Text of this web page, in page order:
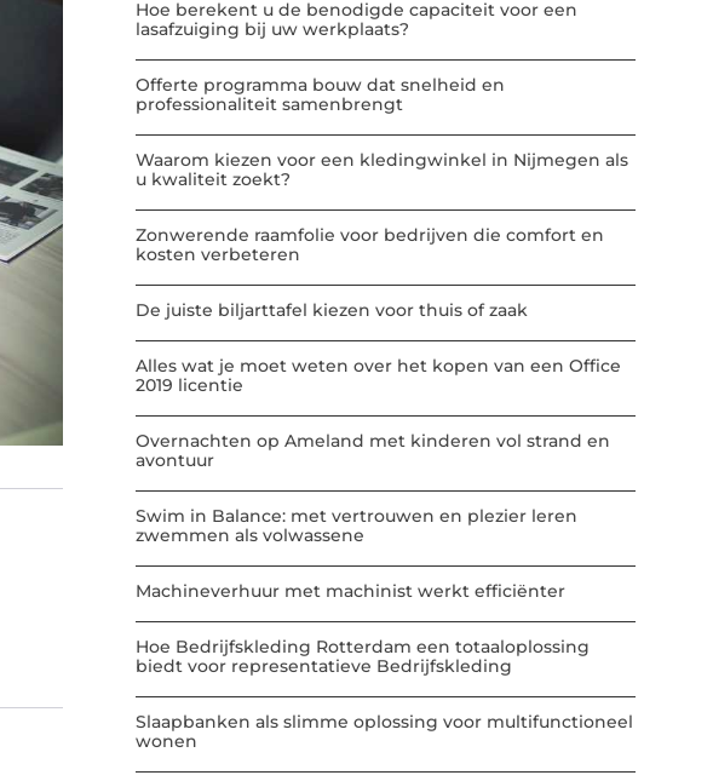
Hoe berekent u de benodigde capaciteit voor een
lasafzuiging bij uw werkplaats?
Offerte programma bouw dat snelheid en
professionaliteit samenbrengt
Waarom kiezen voor een kledingwinkel in Nijmegen als
u kwaliteit zoekt?
Zonwerende raamfolie voor bedrijven die comfort en
kosten verbeteren
De juiste biljarttafel kiezen voor thuis of zaak
Alles wat je moet weten over het kopen van een Office
2019 licentie
Overnachten op Ameland met kinderen vol strand en
avontuur
Swim in Balance: met vertrouwen en plezier leren
zwemmen als volwassene
Machineverhuur met machinist werkt efficiënter
Hoe Bedrijfskleding Rotterdam een totaaloplossing
biedt voor representatieve Bedrijfskleding
Slaapbanken als slimme oplossing voor multifunctioneel
wonen